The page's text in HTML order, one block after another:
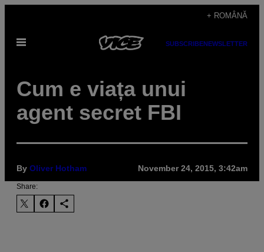
content
+ ROMÂNĂ
Open
SUBSCRIBENEWSLETTER
​Cum e viața unui
agent secret FBI
By Oliver Hotham November 24, 2015, 3:42am
Share: